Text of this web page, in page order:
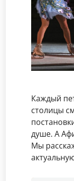
Каждый
столицы
душе. А
Мы